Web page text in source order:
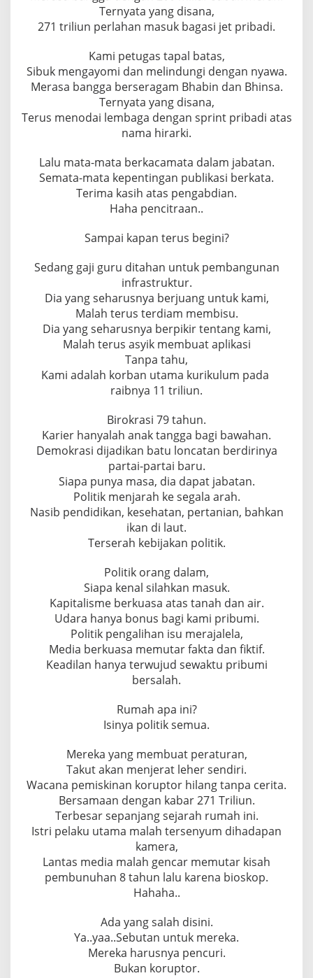
Ternyata yang disana,
271 triliun perlahan masuk bagasi jet pribadi.
Kami petugas tapal batas,
Sibuk mengayomi dan melindungi dengan nyawa.
Merasa bangga berseragam Bhabin dan Bhinsa.
Ternyata yang disana,
Terus menodai lembaga dengan sprint pribadi atas
nama hirarki.
Lalu mata-mata berkacamata dalam jabatan.
Semata-mata kepentingan publikasi berkata.
Terima kasih atas pengabdian.
Haha pencitraan..
Sampai kapan terus begini?
Sedang gaji guru ditahan untuk pembangunan
infrastruktur.
Dia yang seharusnya berjuang untuk kami,
Malah terus terdiam membisu.
Dia yang seharusnya berpikir tentang kami,
Malah terus asyik membuat aplikasi
Tanpa tahu,
Kami adalah korban utama kurikulum pada
raibnya 11 triliun.
Birokrasi 79 tahun.
Karier hanyalah anak tangga bagi bawahan.
Demokrasi dijadikan batu loncatan berdirinya
partai-partai baru.
Siapa punya masa, dia dapat jabatan.
Politik menjarah ke segala arah.
Nasib pendidikan, kesehatan, pertanian, bahkan
ikan di laut.
Terserah kebijakan politik.
Politik orang dalam,
Siapa kenal silahkan masuk.
Kapitalisme berkuasa atas tanah dan air.
Udara hanya bonus bagi kami pribumi.
Politik pengalihan isu merajalela,
Media berkuasa memutar fakta dan fiktif.
Keadilan hanya terwujud sewaktu pribumi
bersalah.
Rumah apa ini?
Isinya politik semua.
Mereka yang membuat peraturan,
Takut akan menjerat leher sendiri.
Wacana pemiskinan koruptor hilang tanpa cerita.
Bersamaan dengan kabar 271 Triliun.
Terbesar sepanjang sejarah rumah ini.
Istri pelaku utama malah tersenyum dihadapan
kamera,
Lantas media malah gencar memutar kisah
pembunuhan 8 tahun lalu karena bioskop.
Hahaha..
Ada yang salah disini.
Ya..yaa..Sebutan untuk mereka.
Mereka harusnya pencuri.
Bukan koruptor.